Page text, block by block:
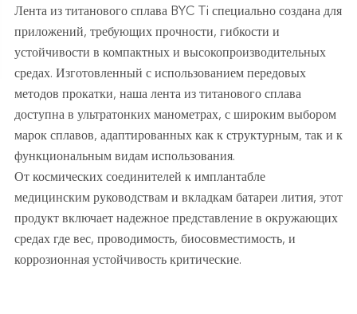
Лента из титанового сплава BYC Ti специально создана для
приложений, требующих прочности, гибкости и
устойчивости в компактных и высокопроизводительных
средах. Изготовленный с использованием передовых
методов прокатки, наша лента из титанового сплава
доступна в ультратонких манометрах, с широким выбором
марок сплавов, адаптированных как к структурным, так и к
функциональным видам использования.
От космических соединителей к имплантабле
медицинским руководствам и вкладкам батареи лития, этот
продукт включает надежное представление в окружающих
средах где вес, проводимость, биосовместимость, и
коррозионная устойчивость критические.